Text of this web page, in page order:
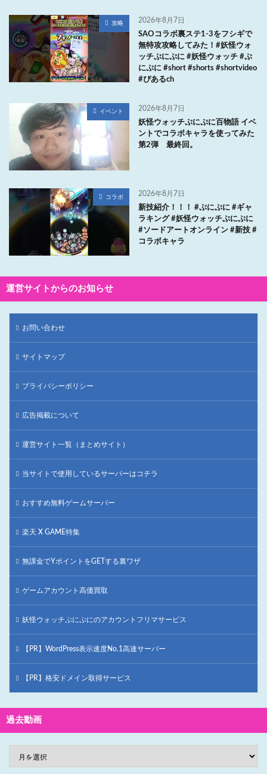
攻略 2026年8月7日
SAOコラボ裏ステ1-3をフシギで
無特攻攻略してみた！#妖怪ウォ
ッチぷにぷに #妖怪ウォッチ #ぷ
にぷに #short #shorts #shortvideo
#ぴあるch
イベント 2026年8月7日
妖怪ウォッチぷにぷに百物語 イベ
ントでコラボキャラを使ってみた
第2弾 最終回。
コラボ 2026年8月7日
新技紹介！！！ #ぷにぷに #ギャ
ラキング #妖怪ウォッチぷにぷに
#ソードアートオンライン #新技 #
コラボキャラ
運営サイトからのお知らせ
お問い合わせ
サイトマップ
プライバシーポリシー
広告掲載について
運営サイト一覧（まとめサイト）
当サイトで使用しているサーバーはコチラ
おすすめ無料ゲームサーバー
楽天 X GAME特集
無課金でYポイントをGETする裏ワザ
ゲームアカウント高価買取
妖怪ウォッチぷにぷにのアカウントフリマサービス
【PR】WordPress表示速度No.1高速サーバー
【PR】格安ドメイン取得サービス
過去動画